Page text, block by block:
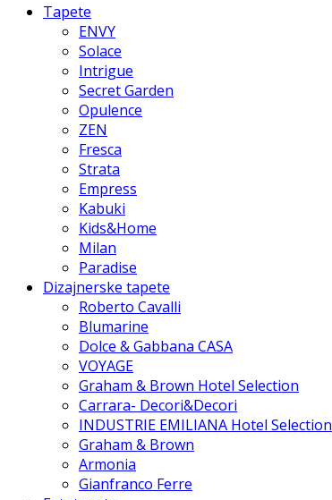
Tapete
ENVY
Solace
Intrigue
Secret Garden
Opulence
ZEN
Fresca
Strata
Empress
Kabuki
Kids&Home
Milan
Paradise
Dizajnerske tapete
Roberto Cavalli
Blumarine
Dolce & Gabbana CASA
VOYAGE
Graham & Brown Hotel Selection
Carrara- Decori&Decori
INDUSTRIE EMILIANA Hotel Selection
Graham & Brown
Armonia
Gianfranco Ferre